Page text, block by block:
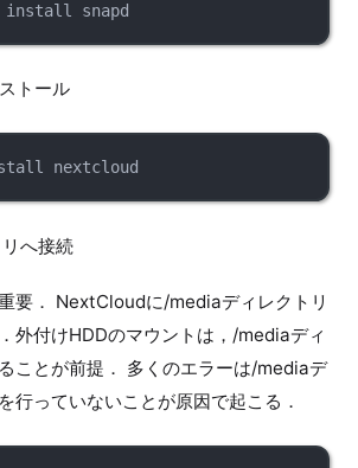
install snapd
トール
nextcloud
へ接続
要． NextCloudに/mediaディレクトリ
外付けHDDのマウントは，/mediaディ
ことが前提． 多くのエラーは/mediaデ
行っていないことが原因で起こる．